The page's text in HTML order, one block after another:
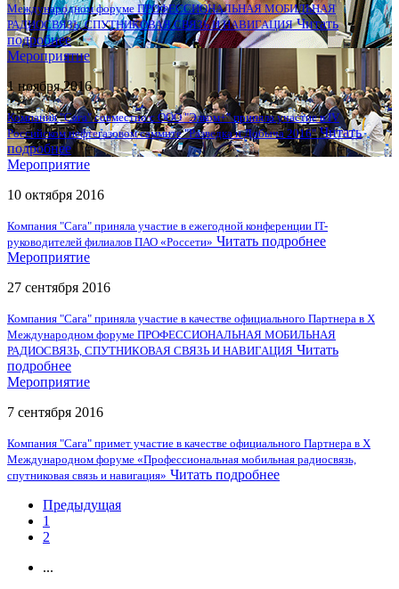
Международном форуме ПРОФЕССИОНАЛЬНАЯ МОБИЛЬНАЯ
РАДИОСВЯЗЬ, СПУТНИКОВАЯ СВЯЗЬ И НАВИГАЦИЯ Читать
подробнее
Мероприятие
1 ноября 2016
Компания "Сага" совместно с ООО "Элком+" приняла участие в IV
Российском нефтегазовом саммите "Разведка и Добыча 2016" Читать
подробнее
Мероприятие
10 октября 2016
Компания "Сага" приняла участие в ежегодной конференции IT-
руководителей филиалов ПАО «Россети» Читать подробнее
Мероприятие
27 сентября 2016
Компания "Сага" приняла участие в качестве официального Партнера в X
Международном форуме ПРОФЕССИОНАЛЬНАЯ МОБИЛЬНАЯ
РАДИОСВЯЗЬ, СПУТНИКОВАЯ СВЯЗЬ И НАВИГАЦИЯ Читать
подробнее
Мероприятие
7 сентября 2016
Компания "Сага" примет участие в качестве официального Партнера в X
Международном форуме «Профессиональная мобильная радиосвязь,
спутниковая связь и навигация» Читать подробнее
Предыдущая
1
2
...